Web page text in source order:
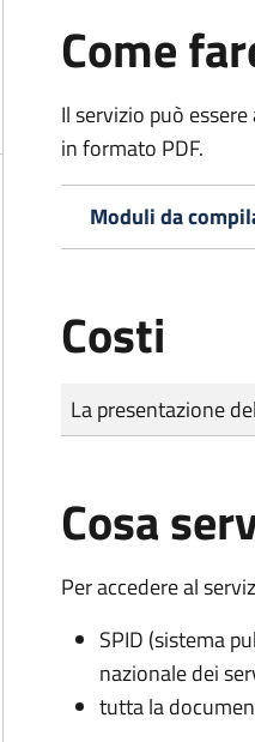
Come
Il servizio può
in formato PDF.
Moduli da
Costi
Tipo di pagamento
Importo
La presentazione
Cosa
Per accedere al
SPID (sistema
nazionale dei
tutta la